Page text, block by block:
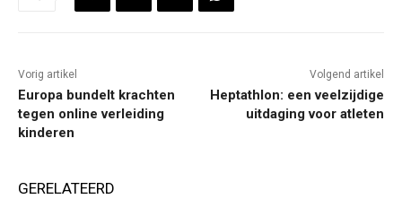
Vorig artikel
Europa bundelt krachten
tegen online verleiding
kinderen
Volgend artikel
Heptathlon: een veelzijdige
uitdaging voor atleten
GERELATEERD